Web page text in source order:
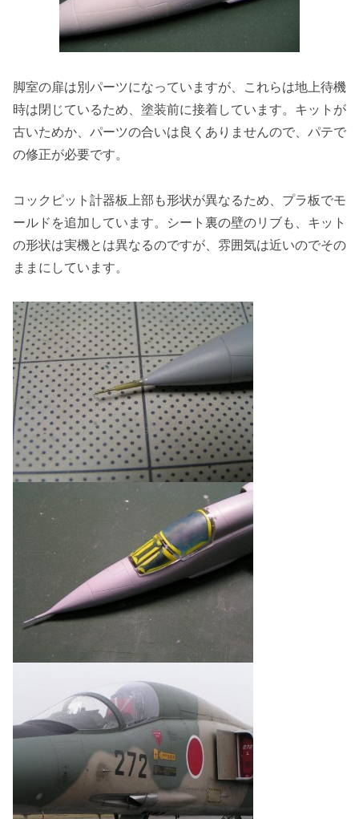
脚室の扉は別パーツになっていますが、これらは地上待機
時は閉じているため、塗装前に接着しています。キットが
古いためか、パーツの合いは良くありませんので、パテで
の修正が必要です。
コックピット計器板上部も形状が異なるため、プラ板でモ
ールドを追加しています。シート裏の壁のリブも、キット
の形状は実機とは異なるのですが、雰囲気は近いのでその
ままにしています。